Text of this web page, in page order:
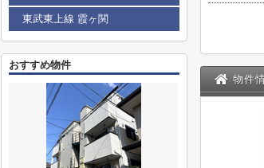
物件
東武東上線 霞ヶ関
おすすめ物件